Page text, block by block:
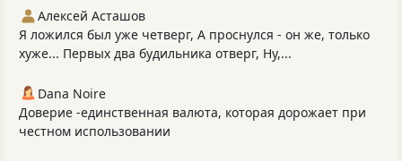
Алексей Асташов
Я ложился был уже четверг, А проснулся - он же, только
хуже... Первых два будильника отверг, Ну,...
Dana Noire
Доверие -единственная валюта, которая дорожает при
честном использовании